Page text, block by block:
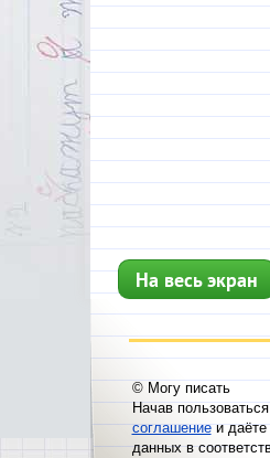
На весь экран
© Могу писать
Начав
соглашениеи даёте
данных в